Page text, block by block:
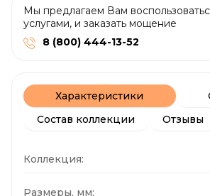
Мы предлагаем Вам
услугами, и заказать мощение
8 (800) 444-13-52
Характеристики
Состав коллекции
Отзывы
Коллекция:
Размеры, мм: